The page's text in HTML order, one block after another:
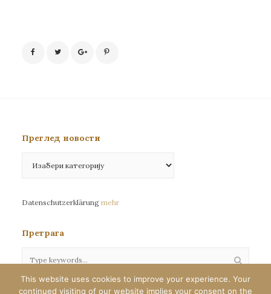
Преглед новости
новости
Datenschutzerklärung mehr
Претрага
This website uses cookies to improve your experience. Your
continued visiting of our website implies your consent on the